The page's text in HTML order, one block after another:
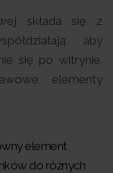
składa się z
aby
się po witrynie.
elementy
element
do różnych